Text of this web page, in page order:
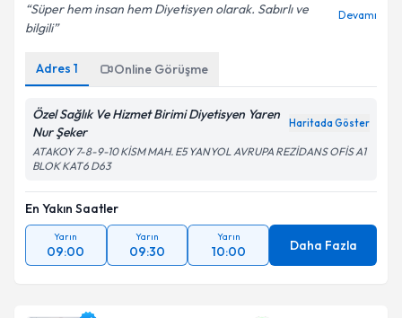
Süper hem insan hem Diyetisyen olarak. Sabırlı ve
bilgili
Devamı
Adres 1 Online Görüşme
Özel Sağlık Ve Hizmet Birimi Diyetisyen Yaren
Nur Şeker
Haritada Göster
ATAKOY 7-8-9-10 KİSM MAH. E5 YANYOL AVRUPA REZİDANS OFİS A1
BLOK KAT6 D63
En Yakın Saatler
Yarın
09:00
Yarın
09:30
Yarın
10:00 Daha Fazla